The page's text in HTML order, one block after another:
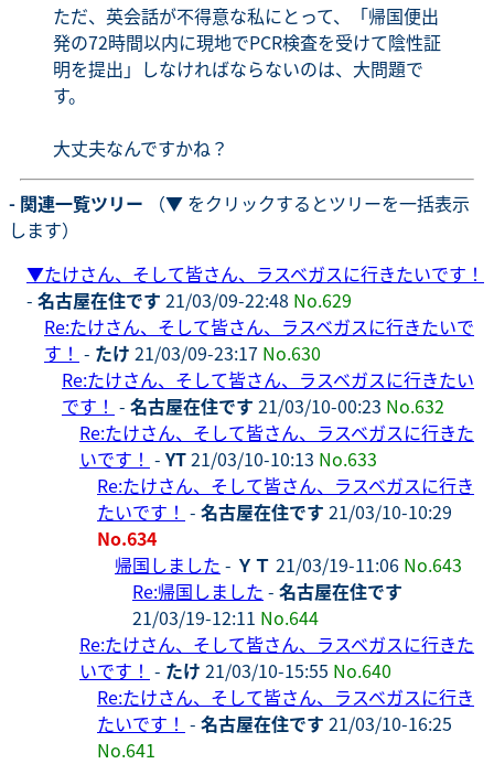
ただ、英会話が不得意な私にとって、「帰国便出
発の72時間以内に現地でPCR検査を受けて陰性証
明を提出」しなければならないのは、大問題で
す。
大丈夫なんですかね？
- 関連一覧ツリー （▼ をクリックするとツリーを一括表示
します）
▼たけさん、そして皆さん、ラスベガスに行きたいです！
- 名古屋在住です 21/03/09-22:48 No.629
Re:たけさん、そして皆さん、ラスベガスに行きたいで
す！ - たけ 21/03/09-23:17 No.630
Re:たけさん、そして皆さん、ラスベガスに行きたい
です！ - 名古屋在住です 21/03/10-00:23 No.632
Re:たけさん、そして皆さん、ラスベガスに行きた
いです！ - YT21/03/10-10:13 No.633
Re:たけさん、そして皆さん、ラスベガスに行き
たいです！ - 名古屋在住です 21/03/10-10:29
No.634
帰国しました - ＹＴ 21/03/19-11:06 No.643
Re:帰国しました - 名古屋在住です
21/03/19-12:11 No.644
Re:たけさん、そして皆さん、ラスベガスに行きた
いです！ - たけ 21/03/10-15:55 No.640
Re:たけさん、そして皆さん、ラスベガスに行き
たいです！ - 名古屋在住です 21/03/10-16:25
No.641